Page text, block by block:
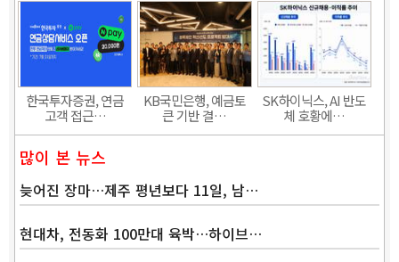
한국투자증권, 연금
고객 접근…
KB국민은행, 예금토
큰 기반 결…
SK하이닉스, AI 반도
체 호황에…
많이 본 뉴스
늦어진 장마…제주 평년보다 11일, 남…
현대차, 전동화 100만대 육박…하이브…